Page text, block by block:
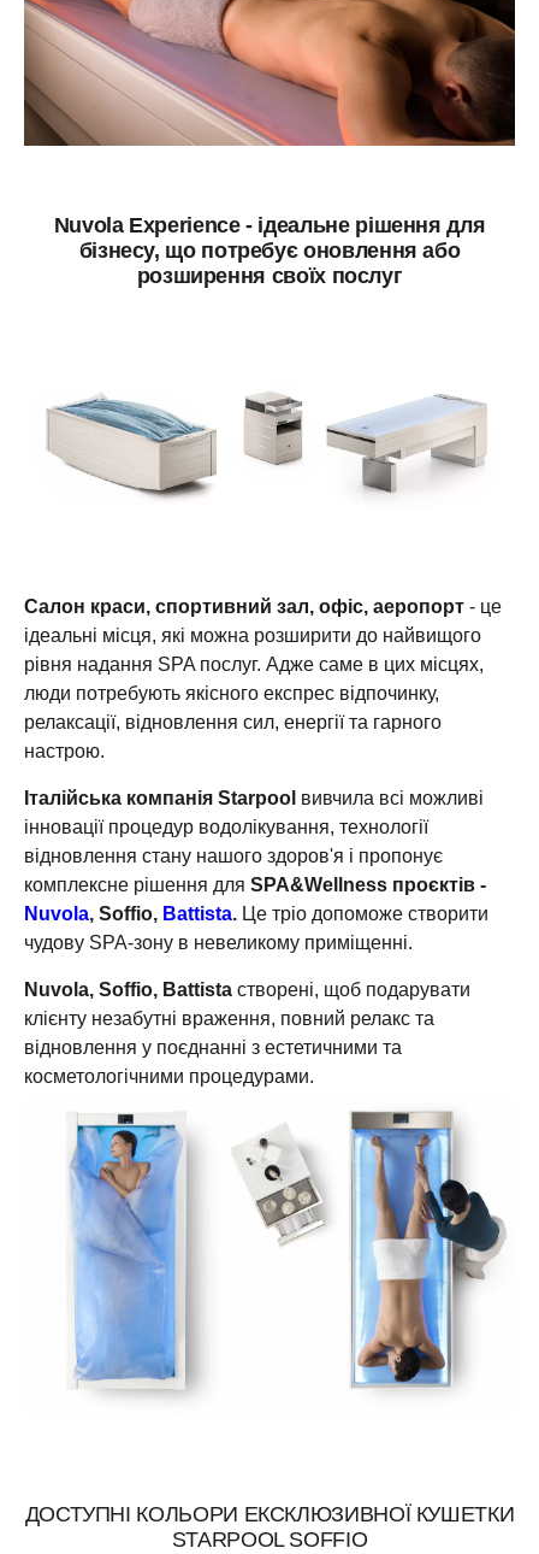
Nuvola Experience - ідеальне рішення для
бізнесу, що потребує оновлення або
розширення своїх послуг
Салон краси, спортивний зал, офіс, аеропорт - це
ідеальні місця, які можна розширити до найвищого
рівня надання SPA послуг. Адже саме в цих місцях,
люди потребують якісного експрес відпочинку,
релаксації, відновлення сил, енергії та гарного
настрою.
Італійська компанія Starpool вивчила всі можливі
інновації процедур водолікування, технології
відновлення стану нашого здоров'я і пропонує
комплексне рішення для SPA&Wellness проєктів -
Nuvola, Soffio, Battista. Це тріо допоможе створити
чудову SPA-зону в невеликому приміщенні.
Nuvola, Soffio, Battista створені, щоб подарувати
клієнту незабутні враження, повний релакс та
відновлення у поєднанні з естетичними та
косметологічними процедурами.
ДОСТУПНІ КОЛЬОРИ ЕКСКЛЮЗИВНОЇ КУШЕТКИ
STARPOOL SOFFIO